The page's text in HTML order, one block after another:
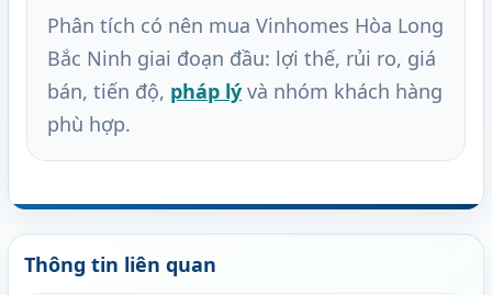
Phân tích có nên mua Vinhomes Hòa Long
Bắc Ninh giai đoạn đầu: lợi thế, rủi ro, giá
bán, tiến độ, pháp lý và nhóm khách hàng
phù hợp.
Thông tin liên quan